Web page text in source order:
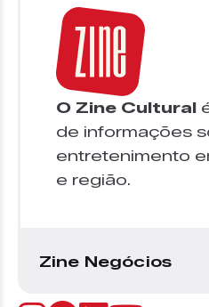
O Zine Cultural
de informações
entretenimento
e região.
Zine Negócios